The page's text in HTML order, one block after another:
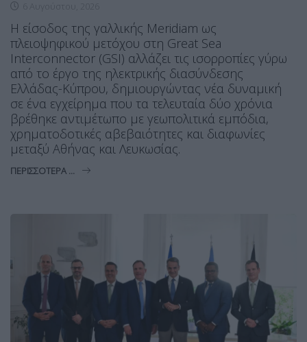
Η είσοδος της γαλλικής Meridiam ως
πλειοψηφικού μετόχου στη Great Sea
Interconnector (GSI) αλλάζει τις ισορροπίες γύρω
από το έργο της ηλεκτρικής διασύνδεσης
Ελλάδας-Κύπρου, δημιουργώντας νέα δυναμική
σε ένα εγχείρημα που τα τελευταία δύο χρόνια
βρέθηκε αντιμέτωπο με γεωπολιτικά εμπόδια,
χρηματοδοτικές αβεβαιότητες και διαφωνίες
μεταξύ Αθήνας και Λευκωσίας.
ΠΕΡΙΣΣΌΤΕΡΑ ...